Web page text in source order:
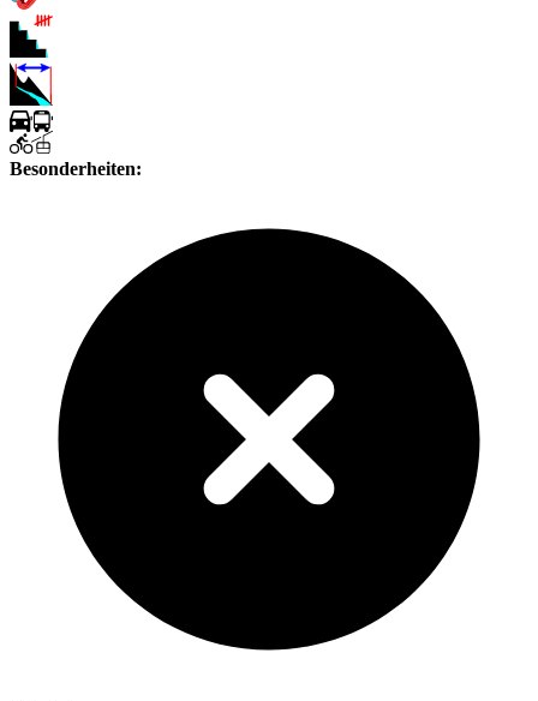
Besonderheiten: